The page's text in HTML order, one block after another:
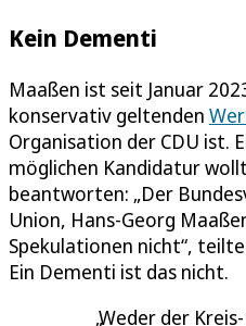
Kein Dementi
Maaßen ist seit Januar
konservativ geltenden
Organisation der CDU ist.
möglichen Kandidatur
beantworten: „Der
Union, Hans-Georg
Spekulationen nicht“,
Ein Dementi ist das nicht.
Weder der